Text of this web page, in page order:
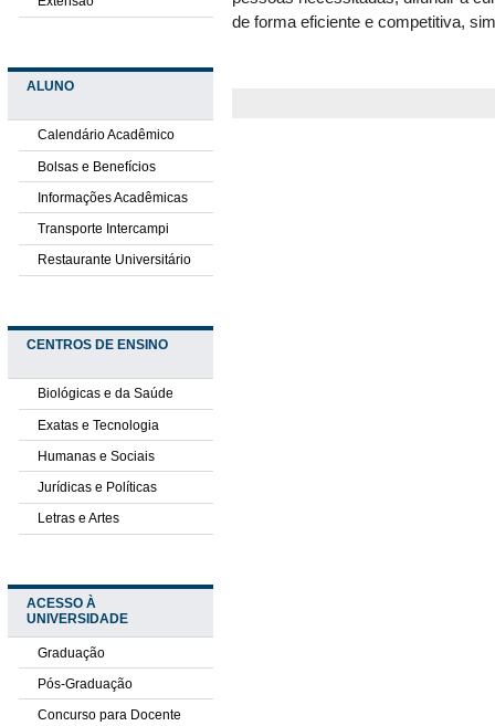
ALUNO
Calendário Acadêmico
Bolsas e Benefícios
Informações Acadêmicas
Transporte Intercampi
Restaurante Universitário
CENTROS DE ENSINO
Biológicas e da Saúde
Exatas e Tecnologia
Humanas e Sociais
Jurídicas e Políticas
Letras e Artes
ACESSO À
UNIVERSIDADE
Graduação
Pós-Graduação
Concurso para Docente
de forma eficiente e competitiva,